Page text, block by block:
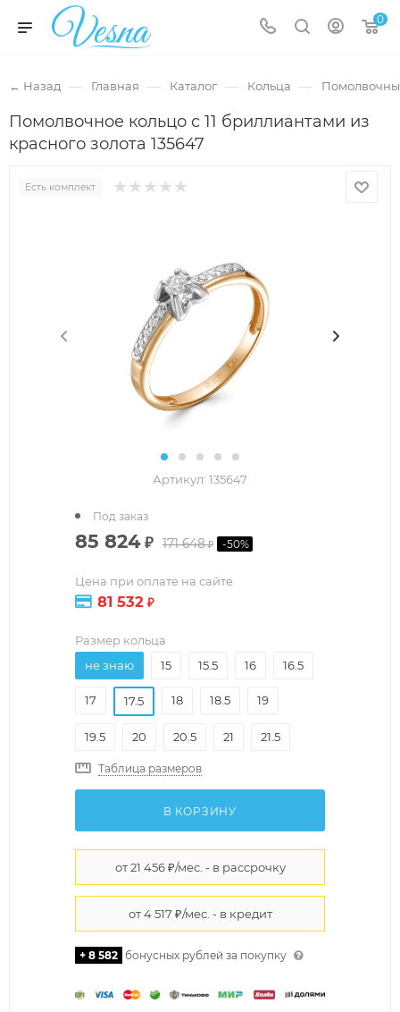
0
← Назад — Главная — Каталог — Кольца —
Помолвочное кольцо с 11 бриллиантами из
красного золота 135647
Есть комплект
Артикул: 135647
85 824₽ 171 648₽ -50%
Цена при оплате на сайте
81 532 ₽
Под заказ
Размер кольца
не знаю
15 15.5 16 16.5
17 17.5 18 18.5 19
19.5 20 20.5 21 21.5
Таблица размеров
В КОРЗИНУ
+ 8 582 бонусных рублей за покупку